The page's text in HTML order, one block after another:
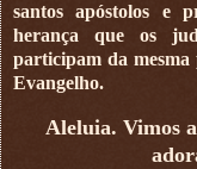
santos apóstolos e
herança que os
participam da mesma
Evangelho.
Aleluia. Vimos